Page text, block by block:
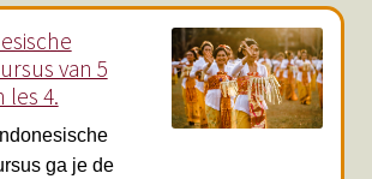
van 5
les 4.
ga je de